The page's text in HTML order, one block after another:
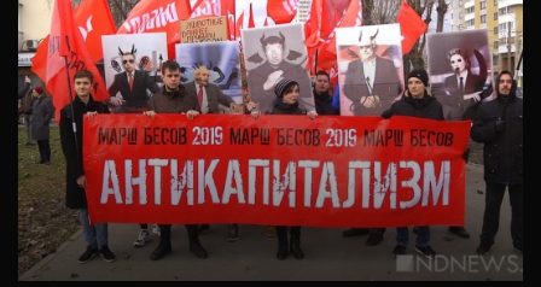
ОБЩЕСТВО
Портреты Соловьева, Киселева и
Шеремета выбросили на «свалку истории»
во время…